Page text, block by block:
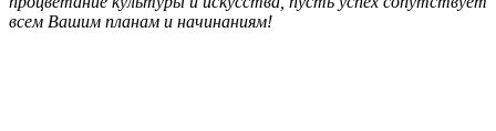
всем Вашим планам и начинаниям!